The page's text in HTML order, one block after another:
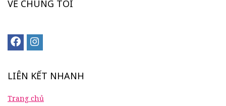
VỀ CHÚNG TÔI
LIÊN KẾT NHANH
Trang chủ